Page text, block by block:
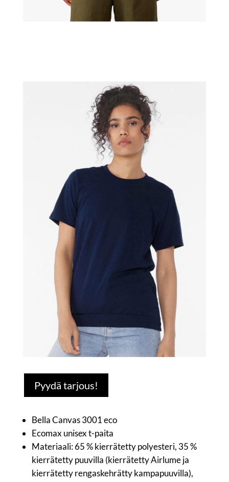
Pyydä tarjous!
Bella Canvas 3001 eco
Ecomax unisex t-paita
Materiaali: 65 % kierrätetty polyesteri, 35 %
kierrätetty puuvilla (kierrätetty Airlume ja
kierrätetty rengaskehrätty kampapuuvilla),